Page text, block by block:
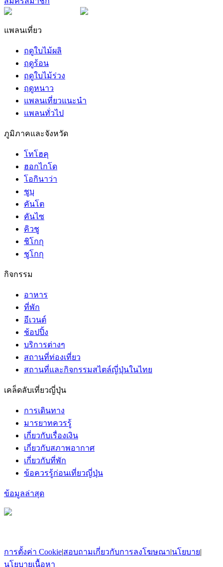
แพลนเที่ยว
ฤดูใบไม้ผลิ
ฤดูร้อน
ฤดูใบไม้ร่วง
ฤดูหนาว
แพลนเที่ยวแนะนำ
แพลนทั่วไป
ภูมิภาคและจังหวัด
โทโฮคุ
ฮอกไกโด
โอกินาว่า
ชูบุ
คันโต
คันไซ
คิวชู
ชิโกกุ
ชูโกกุ
กิจกรรม
อาหาร
ที่พัก
อีเวนต์
ช้อปปิ้ง
บริการต่างๆ
สถานที่ท่องเที่ยว
สถานที่และกิจกรรมสไตล์ญี่ปุ่นในไทย
เคล็ดลับเที่ยวญี่ปุ่น
การเดินทาง
มารยาทควรรู้
เกี่ยวกับเรื่องเงิน
เกี่ยวกับสภาพอากาศ
เกี่ยวกับที่พัก
ข้อควรรู้ก่อนเที่ยวญี่ปุ่น
ข้อมูลล่าสุด
การตั้งค่า Cookie|สอบถามเกี่ยวกับการลงโฆษณา|นโยบาย|
นโยบายเนื้อหา